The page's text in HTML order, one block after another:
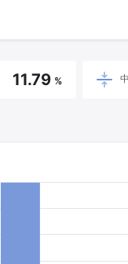
11.79 %